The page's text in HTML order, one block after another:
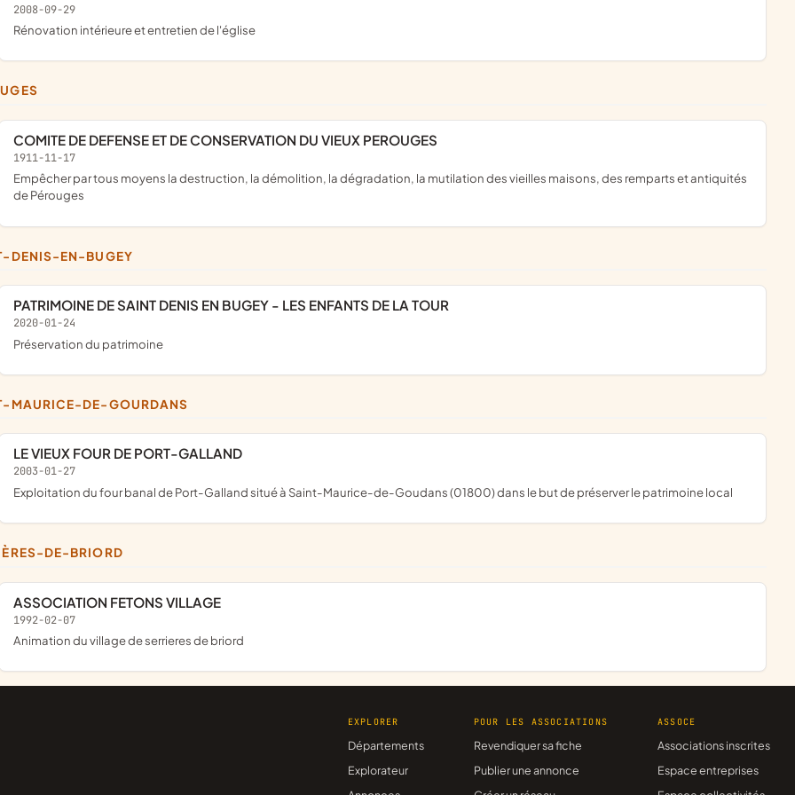
2008-09-29
rénovation intérieure et entretien de l'église
COMITE DE DEFENSE ET DE CONSERVATION DU VIEUX PEROUGES
1911-11-17
empêcher par tous moyens la destruction, la démolition, la dégradation, la mutilation des vieilles maisons, des remparts et antiquités
de Pérouges
DENIS-EN-BUGEY
PATRIMOINE DE SAINT DENIS EN BUGEY - LES ENFANTS DE LA TOUR
2020-01-24
préservation du patrimoine
MAURICE-DE-GOURDANS
LE VIEUX FOUR DE PORT-GALLAND
2003-01-27
exploitation du four banal de Port-Galland situé à Saint-Maurice-de-Goudans (01800) dans le but de préserver le patrimoine local
DE-BRIORD
ASSOCIATION FETONS VILLAGE
1992-02-07
animation du village de serrieres de briord
EXPLORER
Départements
Explorateur
POUR LES ASSOCIATIONS
Revendiquer sa fiche
Publier une annonce
ASSOCE
Associations inscrites
Espace entreprises